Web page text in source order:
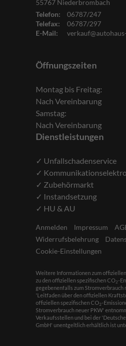
55767 Niederbrombach
Telefon:
06787/247
Telefax:
06787/297
E-Mail:
Öffnungszeiten
Montag bis Freitag:
Nach Vereinbarung
Samstag:
Nach Vereinbarung
Dienstleistungen
✓ Unfallschadenservice
✓
✓ Zubehörmarkt
✓ Instandsetzung
✓ HU & AU
Anmelden Impressum
Widerrufsbelehrung
Cookie-Einstellungen
Weitere Informationen zum
zu den offiziellen spezifischen CO 2-
gegebenenfalls zum Stromverbrauch
'Leitfaden über den offiziellen
offiziellen spezifischen CO 2-
Stromverbrauch neuer PKW'
Verkaufsstellen und bei der
GmbH' unentgeltlich erhältlich ist